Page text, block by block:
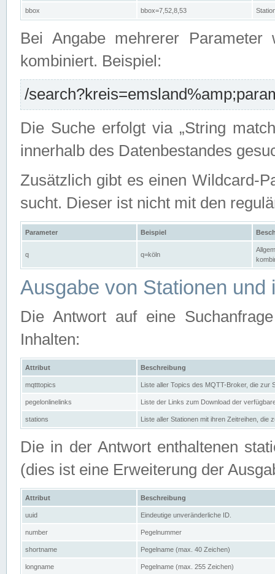
bbox bbox=7,52,8,53
Bei Angabe mehrerer Parameter
kombiniert. Beispiel:
/
Die Suche erfolgt via „String
innerhalb des Datenbestandes
Zusätzlich gibt es einen Wildcard-
sucht. Dieser ist nicht mit den
Parameter Beispiel
q q=köln
Ausgabe von Stationen und
Die Antwort auf eine
Inhalten:
Attribut Beschreibung
mqtttopics Liste aller Topics des MQTT-Broker, die zur
pegelonlinelinks Liste der Links zum Download der
stations Liste aller Stationen mit ihren Zeitreihen, die
Die in der Antwort enthaltenen
(dies ist eine Erweiterung der
Attribut Beschreibung
uuid Eindeutige unveränderliche ID.
number Pegelnummer
shortname Pegelname (max. 40 Zeichen)
longname Pegelname (max. 255 Zeichen)